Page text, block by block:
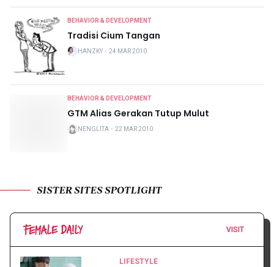
BEHAVIOR & DEVELOPMENT
Tradisi Cium Tangan
HANZKY ・ 24 MAR 2010
BEHAVIOR & DEVELOPMENT
GTM Alias Gerakan Tutup Mulut
NENGLITA ・ 22 MAR 2010
SISTER SITES SPOTLIGHT
VISIT
LIFESTYLE